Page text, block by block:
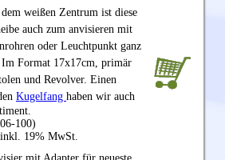
dem weißen Zentrum ist diese
auch zum anvisieren mit
oder Leuchtpunkt ganz
Im Format 17x17cm, primär
und Revolver. Einen
Kugelfang haben wir auch
100)
19% MwSt.